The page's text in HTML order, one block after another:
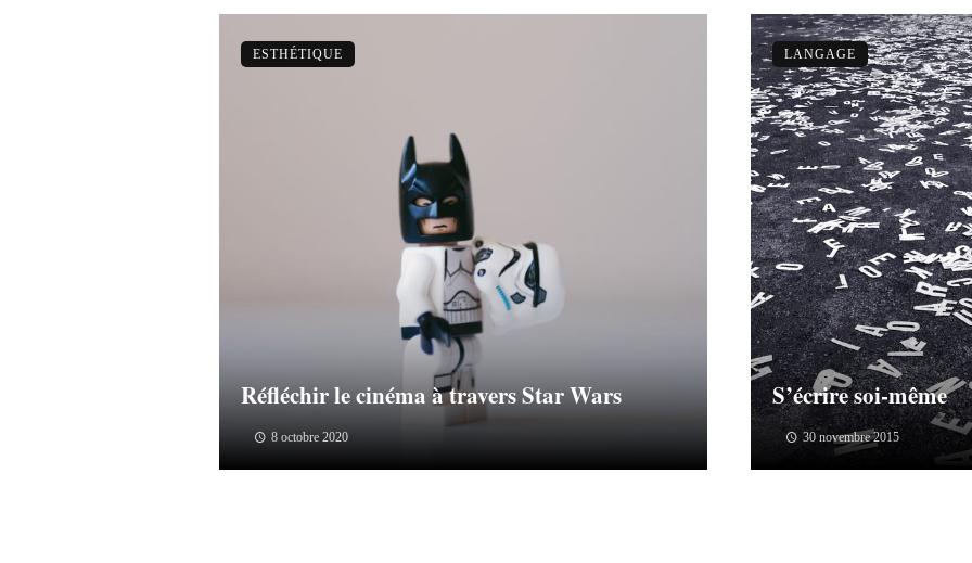
Réfléchir le cinéma à travers Star Wars
8 octobre 2020
ESTHÉTIQUE
S’écrire soi-même
30 novembre 2015
LANGAGE